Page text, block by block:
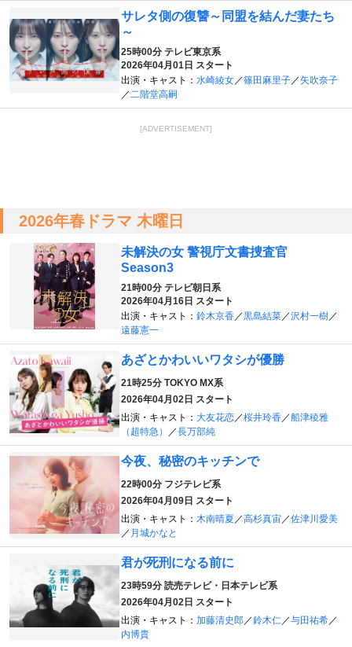
サレタ側の復讐～同盟を結んだ妻たち
～
25時00分 テレビ東京系
2026年04月01日 スタート
出演・キャスト： 水崎綾女／篠田麻里子／矢吹奈子
／二階堂高嗣
[ADVERTISEMENT]
2026年春ドラマ 木曜日
未解決の女 警視庁文書捜査官
Season3
21時00分 テレビ朝日系
2026年04月16日 スタート
出演・キャスト： 鈴木京香／黒島結菜／沢村一樹／
遠藤憲一
あざとかわいいワタシが優勝
21時25分 TOKYO MX系
2026年04月02日 スタート
出演・キャスト： 大友花恋／桜井玲香／船津稜雅
（超特急）
／長万部純
今夜、秘密のキッチンで
22時00分 フジテレビ系
2026年04月09日 スタート
出演・キャスト： 木南晴夏 ／高杉真宙／佐津川愛美
／ 月城かなと
君が死刑になる前に
23時59分 読売テレビ・日本テレビ系
2026年04月02日 スタート
出演・キャスト： 加藤清史郎／鈴木仁／与田祐希／
内博貴